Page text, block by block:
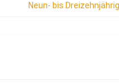
Neun- bis